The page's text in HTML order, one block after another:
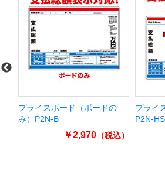
パピヨンポール付セット（フ
ラワー/スカイブルー）
￥2,156 （税込）
ディー
車検証